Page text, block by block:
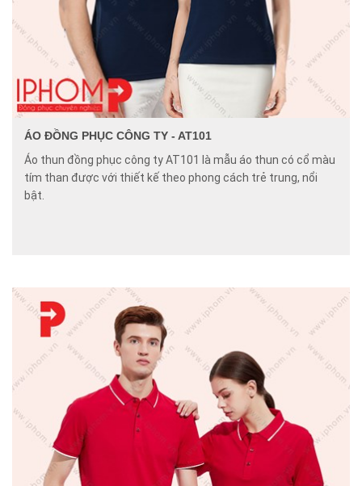
ÁO ĐỒNG PHỤC CÔNG TY - AT101
Áo thun đồng phục công ty AT101 là mẫu áo thun có cổ màu
tím than được với thiết kế theo phong cách trẻ trung, nổi
bật.